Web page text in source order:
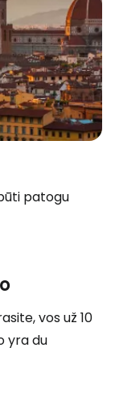
patogu
vos už 10
yra du